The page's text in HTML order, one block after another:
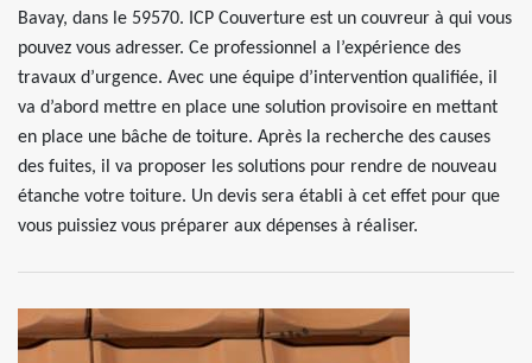
Bavay, dans le 59570. ICP Couverture est un couvreur à qui vous
pouvez vous adresser. Ce professionnel a l’expérience des
travaux d’urgence. Avec une équipe d’intervention qualifiée, il
va d’abord mettre en place une solution provisoire en mettant
en place une bâche de toiture. Après la recherche des causes
des fuites, il va proposer les solutions pour rendre de nouveau
étanche votre toiture. Un devis sera établi à cet effet pour que
vous puissiez vous préparer aux dépenses à réaliser.